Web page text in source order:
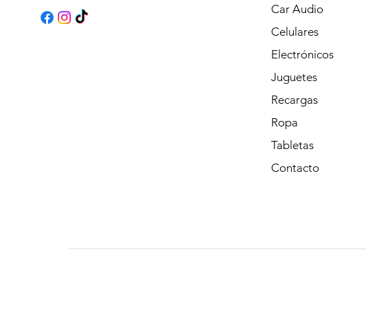
Car Audio
Celulares
Electrónicos
Juguetes
Recargas
Ropa
Tabletas
Contacto